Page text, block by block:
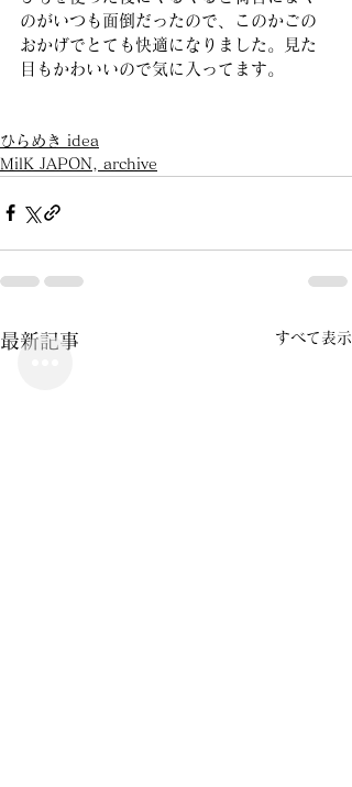
のがいつも面倒だったので、このかごの
おかげでとても快適になりました。見た
目もかわいいので気に入ってます。
ひらめき idea
MilK JAPON, archive
最新記事 すべて表示